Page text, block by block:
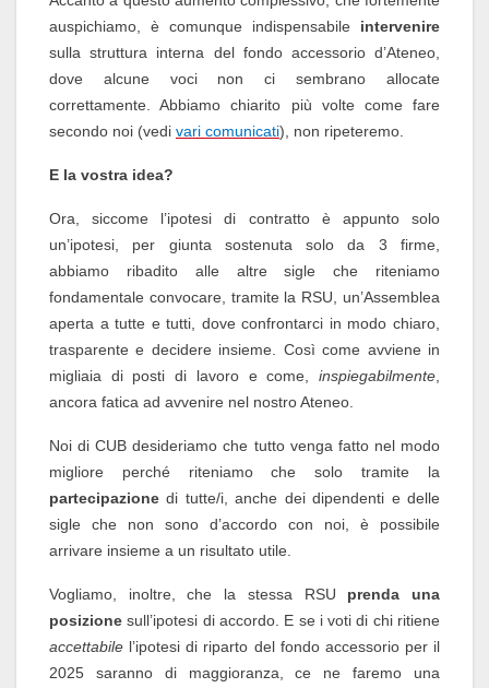
auspichiamo, è comunque indispensabile intervenire
sulla struttura interna del fondo accessorio d’Ateneo,
dove alcune voci non ci sembrano allocate
correttamente. Abbiamo chiarito più volte come fare
secondo noi (vedi vari comunicati), non ripeteremo.
E la vostra idea?
Ora, siccome l’ipotesi di contratto è appunto solo
un’ipotesi, per giunta sostenuta solo da 3 firme,
abbiamo ribadito alle altre sigle che riteniamo
fondamentale convocare, tramite la RSU, un’Assemblea
aperta a tutte e tutti, dove confrontarci in modo chiaro,
trasparente e decidere insieme. Così come avviene in
migliaia di posti di lavoro e come, inspiegabilmente
ancora fatica ad avvenire nel nostro Ateneo.
Noi di CUB desideriamo che tutto venga fatto nel modo
migliore perché riteniamo che solo tramite la
partecipazione di tutte/i, anche dei dipendenti e delle
sigle che non sono d’accordo con noi, è possibile
arrivare insieme a un risultato utile.
Vogliamo, inoltre, che la stessa RSU prenda una
posizione sull’ipotesi di accordo. E se i voti di chi ritiene
accettabile l’ipotesi di riparto del fondo accessorio per il
2025 saranno di maggioranza, ce ne faremo una